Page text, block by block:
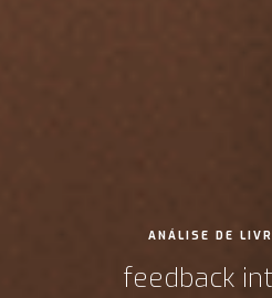
ANÁLISE DE
feedback